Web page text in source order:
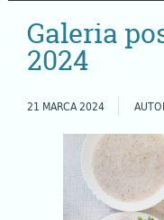
Galeria
2024
21 MARCA 2024